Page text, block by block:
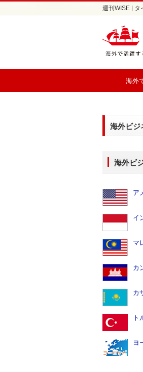
週刊WISE | タ
海外
海外ビジ
海外ビ
ア
イ
マ
カ
カ
ト
ヨ